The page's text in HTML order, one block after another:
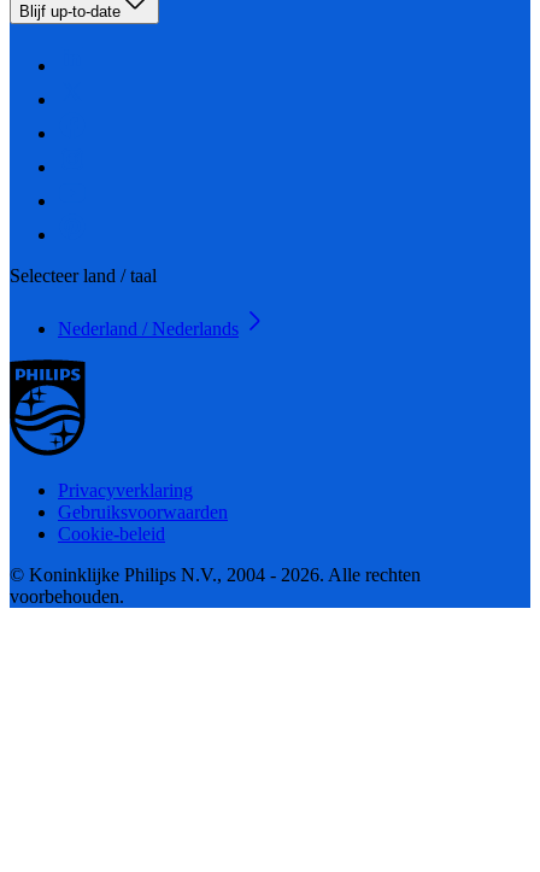
Blijf up-to-date
Selecteer land / taal
Nederland / Nederlands
Privacyverklaring
Gebruiksvoorwaarden
Cookie-beleid
© Koninklijke Philips N.V., 2004 - 2026. Alle rechten
voorbehouden.